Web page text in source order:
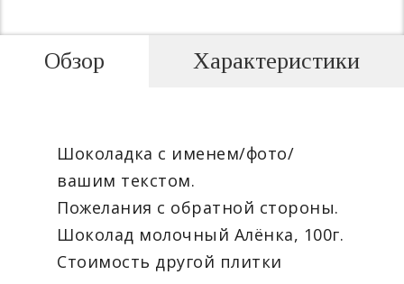
Обзор
Шоколадка с именем/фото/
вашим текстом.
Пожелания с обратной стороны.
Шоколад молочный Алёнка, 100г.
Стоимость другой плитки
Характеристики